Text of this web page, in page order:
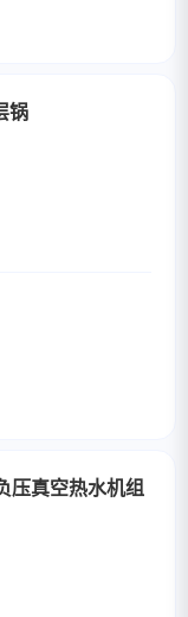
锅
压真空热水机组